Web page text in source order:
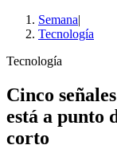
Semana|
Tecnología
Tecnología
Cinco
está a punto
corto